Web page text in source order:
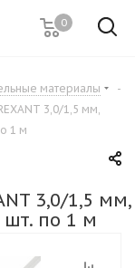
0
материалы
-
3,0/1,5 мм,
1 м
3,0/1,5 мм,
шт. по 1 м